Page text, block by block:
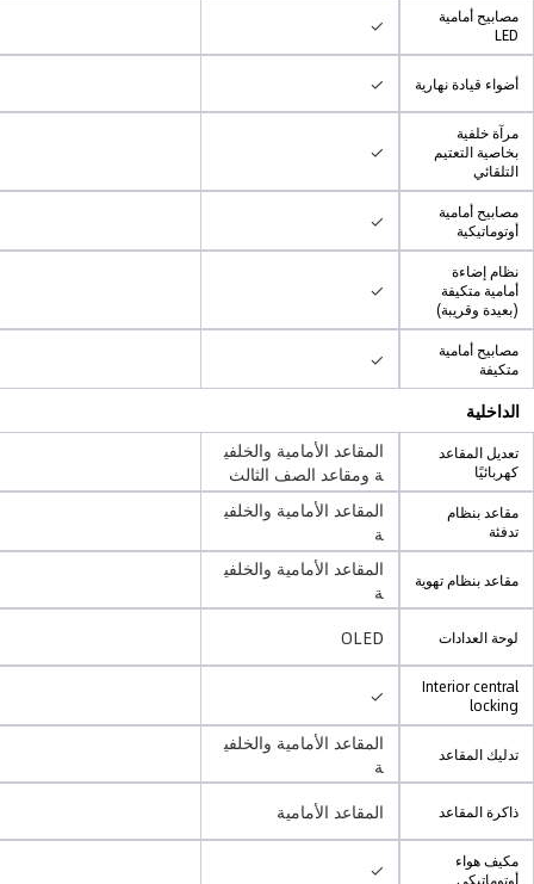
مصابيح أمامية
LED
✓
أضواء قيادة نهارية ✓
مرآة خلفية
بخاصية التعتيم
التلقائي
✓
مصابيح أمامية
أوتوماتيكية
✓
نظام إضاءة
أمامية متكيفة
(بعيدة وقريبة)
✓
مصابيح أمامية
متكيفة
✓
الداخلية
تعديل المقاعد
كهربائيًا
المقاعد الأمامية والخلفي
ة ومقاعد الصف الثالث
مقاعد بنظام
تدفئة
المقاعد الأمامية والخلفي
ة
مقاعد بنظام تهوية
المقاعد الأمامية والخلفي
ة
لوحة العدادات OLED
Interior central
locking
✓
تدليك المقاعد
المقاعد الأمامية والخلفي
ة
ذاكرة المقاعد المقاعد الأمامية
مكيف هواء
أوتوماتيكي
✓